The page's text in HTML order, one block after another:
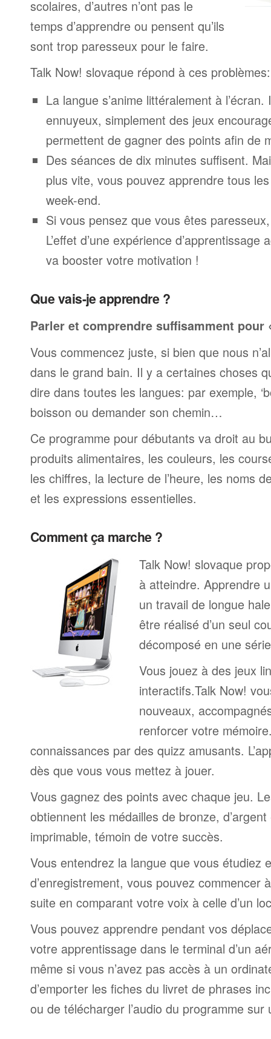
scolaires, d’autres n’ont pas le
temps d’apprendre ou pensent qu’ils
sont trop paresseux pour le faire.
Talk Now! slovaque répond à ces problèmes:
La langue s’anime littéralement à l’écran.
ennuyeux, simplement des jeux
permettent de gagner des points afin de
Des séances de dix minutes suffisent.
plus vite, vous pouvez apprendre tous
week-end.
Si vous pensez que vous êtes
L’effet d’une expérience
va booster votre motivation !
Que vais-je apprendre ?
Parler et comprendre suffisamment pour
Vous commencez juste, si bien que nous
dans le grand bain. Il y a certaines choses
dire dans toutes les langues: par exemple,
boisson ou demander son chemin…
Ce programme pour débutants va droit au
produits alimentaires, les couleurs, les
les chiffres, la lecture de l’heure, les noms
et les expressions essentielles.
Comment ça marche ?
Talk Now! slovaque
à atteindre. Apprendre
un travail de longue
être réalisé d’un seul
décomposé en une
Vous jouez à des jeux
interactifs.Talk Now!
nouveaux,
renforcer votre
connaissances par des quizz amusants.
dès que vous vous mettez à jouer.
Vous gagnez des points avec chaque jeu.
obtiennent les médailles de bronze,
imprimable, témoin de votre succès.
Vous entendrez la langue que vous étudiez
d’enregistrement, vous pouvez commencer
suite en comparant votre voix à celle d’un
Vous pouvez apprendre pendant vos
votre apprentissage dans le terminal d’un
même si vous n’avez pas accès à un
d’emporter les fiches du livret de phrases
ou de télécharger l’audio du programme sur